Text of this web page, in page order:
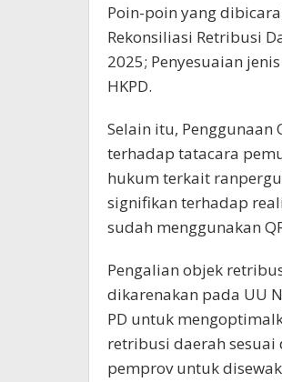
Poin-poin yang
Rekonsiliasi Retribusi
2025; Penyesuaian
HKPD.
Selain itu, Penggunaan
terhadap tatacara
hukum terkait
signifikan terhadap
sudah menggunakan
Pengalian objek
dikarenakan pada UU
PD untuk
retribusi daerah
pemprov untuk